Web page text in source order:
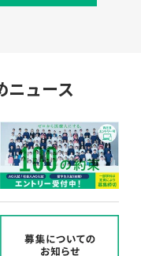
ニュース